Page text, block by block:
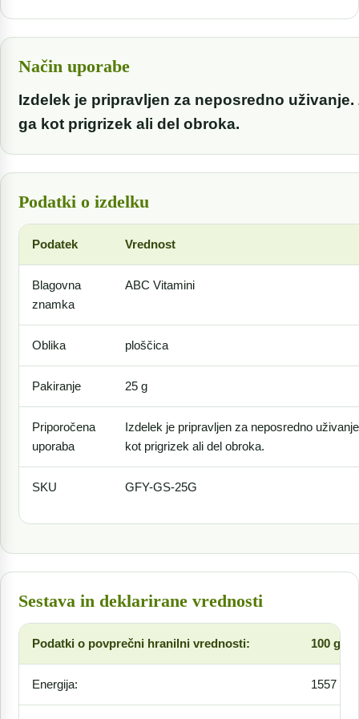
Način uporabe
Izdelek je pripravljen za neposredno uživanje.
ga kot prigrizek ali del obroka.
Podatki o izdelku
Podatek Vrednost
Blagovna
znamka
ABC Vitamini
Oblika ploščica
Pakiranje 25 g
Priporočena
uporaba
Izdelek je pripravljen za neposredno
kot prigrizek ali del obroka.
SKU GFY-GS-25G
Sestava in deklarirane vrednosti
Podatki o povprečni hranilni vrednosti: 100 g
Energija: 1557 kJ/